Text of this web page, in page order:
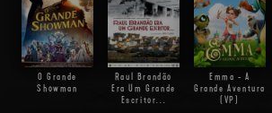
O Grande
Showman
Raul Brandão
Era Um Grande
Escritor...
Emma - A
Grande Aventura
(VP)